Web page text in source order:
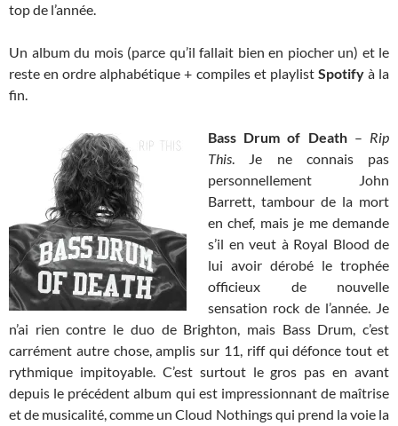
top de l’année.
Un album du mois (parce qu’il fallait bien en piocher un) et le
reste en ordre alphabétique + compiles et playlist Spotifyà la
fin.
Bass Drum of Death– Rip
This. Je ne connais pas
personnellement John
Barrett, tambour de la mort
en chef, mais je me demande
s’il en veut à Royal Blood de
lui avoir dérobé le trophée
officieux de nouvelle
sensation rock de l’année. Je
n’ai rien contre le duo de Brighton, mais Bass Drum, c’est
carrément autre chose, amplis sur 11, riff qui défonce tout et
rythmique impitoyable. C’est surtout le gros pas en avant
depuis le précédent album qui est impressionnant de maîtrise
et de musicalité, comme un Cloud Nothings qui prend la voie la